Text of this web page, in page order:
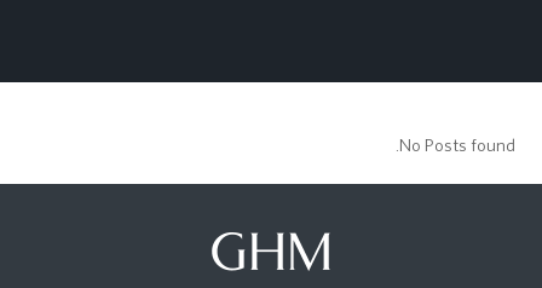
No Posts found.